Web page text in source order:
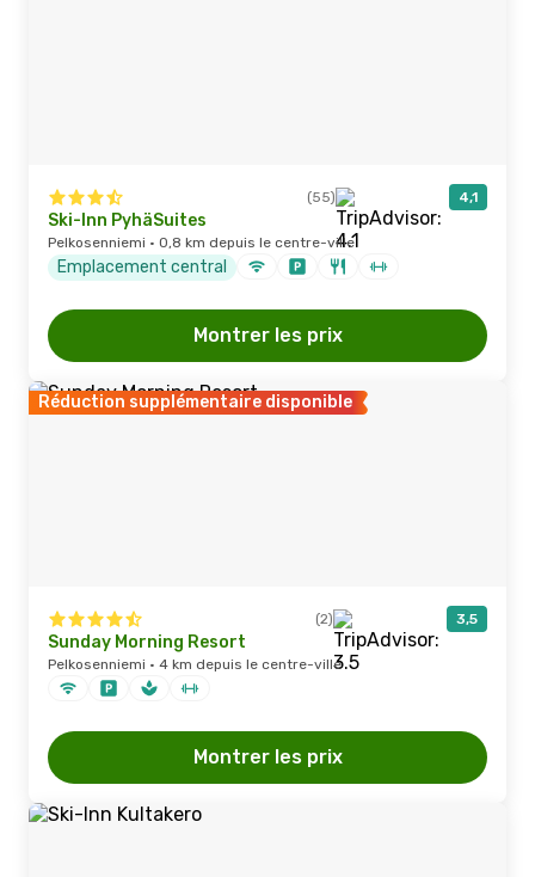
(55) 4,1
Ski-Inn PyhäSuites
Pelkosenniemi · 0,8 km depuis le centre-ville
Emplacement central
Montrer les prix
Réduction supplémentaire disponible
(2) 3,5
Sunday Morning Resort
Pelkosenniemi · 4 km depuis le centre-ville
Montrer les prix